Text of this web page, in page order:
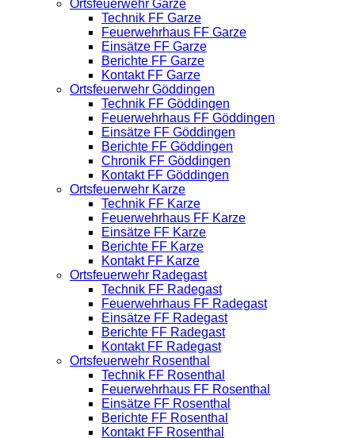
Ortsfeuerwehr Garze
Technik FF Garze
Feuerwehrhaus FF Garze
Einsätze FF Garze
Berichte FF Garze
Kontakt FF Garze
Ortsfeuerwehr Göddingen
Technik FF Göddingen
Feuerwehrhaus FF Göddingen
Einsätze FF Göddingen
Berichte FF Göddingen
Chronik FF Göddingen
Kontakt FF Göddingen
Ortsfeuerwehr Karze
Technik FF Karze
Feuerwehrhaus FF Karze
Einsätze FF Karze
Berichte FF Karze
Kontakt FF Karze
Ortsfeuerwehr Radegast
Technik FF Radegast
Feuerwehrhaus FF Radegast
Einsätze FF Radegast
Berichte FF Radegast
Kontakt FF Radegast
Ortsfeuerwehr Rosenthal
Technik FF Rosenthal
Feuerwehrhaus FF Rosenthal
Einsätze FF Rosenthal
Berichte FF Rosenthal
Kontakt FF Rosenthal